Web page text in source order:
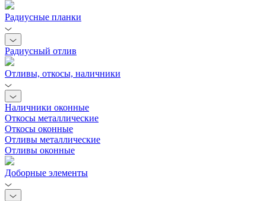
Радиусные планки
Радиусный отлив
Отливы, откосы, наличники
Наличники оконные
Откосы металлические
Откосы оконные
Отливы металлические
Отливы оконные
Доборные элементы